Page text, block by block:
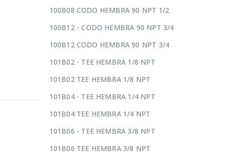
100B08 CODO HEMBRA 90 NPT 1/2
100B12 - CODO HEMBRA 90 NPT 3/4
100B12 CODO HEMBRA 90 NPT 3/4
101B02 - TEE HEMBRA 1/8 NPT
101B02 TEE HEMBRA 1/8 NPT
101B04 - TEE HEMBRA 1/4 NPT
101B04 TEE HEMBRA 1/4 NPT
101B06 - TEE HEMBRA 3/8 NPT
101B06 TEE HEMBRA 3/8 NPT